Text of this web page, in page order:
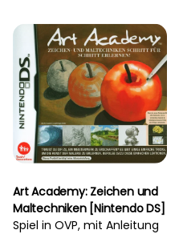
Art Academy: Zeichen und
Maltechniken [Nintendo DS]
Spiel in OVP, mit Anleitung